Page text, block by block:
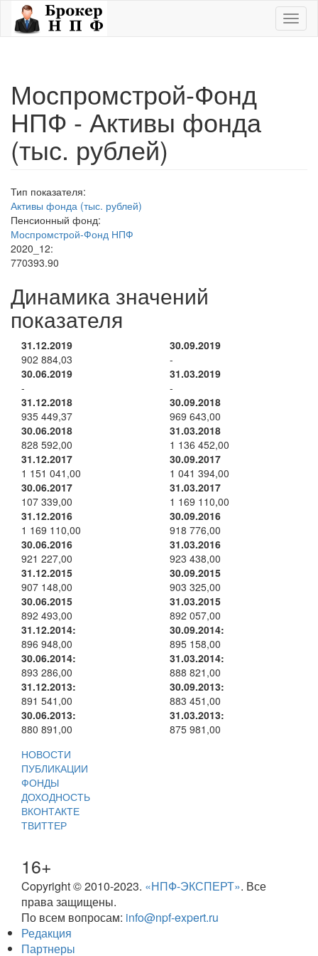
Перейти к основному содержанию
Моспромстрой-Фонд
НПФ - Активы фонда
(тыс. рублей)
Тип показателя:
Активы фонда (тыс. рублей)
Пенсионный фонд:
Моспромстрой-Фонд НПФ
2020_12:
770393.90
Динамика значений
показателя
31.12.2019
902 884,03
30.09.2019
-
30.06.2019
-
31.03.2019
-
31.12.2018
935 449,37
30.09.2018
969 643,00
30.06.2018
828 592,00
31.03.2018
1 136 452,00
31.12.2017
1 151 041,00
30.09.2017
1 041 394,00
30.06.2017
107 339,00
31.03.2017
1 169 110,00
31.12.2016
1 169 110,00
30.09.2016
918 776,00
30.06.2016
921 227,00
31.03.2016
923 438,00
31.12.2015
907 148,00
30.09.2015
903 325,00
30.06.2015
892 493,00
31.03.2015
892 057,00
31.12.2014:
896 948,00
30.09.2014:
895 158,00
30.06.2014:
893 286,00
31.03.2014:
888 821,00
31.12.2013:
891 541,00
30.09.2013:
883 451,00
30.06.2013:
880 891,00
31.03.2013:
875 981,00
НОВОСТИ
ПУБЛИКАЦИИ
ФОНДЫ
ДОХОДНОСТЬ
ВКОНТАКТЕ
ТВИТТЕР
16+
Copyright © 2010-2023. «НПФ-ЭКСПЕРТ». Все
права защищены.
По всем вопросам: info@npf-expert.ru
Редакция
Партнеры